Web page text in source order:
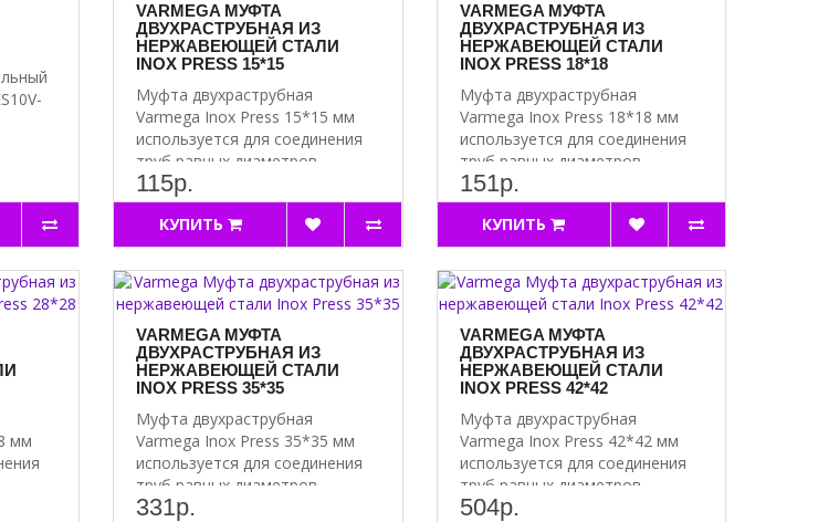
VARMEGA МУФТА
ДВУХРАСТРУБНАЯ ИЗ
НЕРЖАВЕЮЩЕЙ СТАЛИ
INOX PRESS 15*15
Муфта двухраструбная
Varmega Inox Press 15*15 мм
используется для соединения
труб равных диаметров. ..
115р.
КУПИТЬ
VARMEGA МУФТА
ДВУХРАСТРУБНАЯ ИЗ
НЕРЖАВЕЮЩЕЙ СТАЛИ
INOX PRESS 18*18
Муфта двухраструбная
Varmega Inox Press 18*18 мм
используется для соединения
труб равных диаметров. ..
151р.
КУПИТЬ
мм
VARMEGA МУФТА
ДВУХРАСТРУБНАЯ ИЗ
НЕРЖАВЕЮЩЕЙ СТАЛИ
INOX PRESS 35*35
Муфта двухраструбная
Varmega Inox Press 35*35 мм
используется для соединения
труб равных диаметров. ..
331р.
VARMEGA МУФТА
ДВУХРАСТРУБНАЯ ИЗ
НЕРЖАВЕЮЩЕЙ СТАЛИ
INOX PRESS 42*42
Муфта двухраструбная
Varmega Inox Press 42*42 мм
используется для соединения
труб равных диаметров. ..
504р.